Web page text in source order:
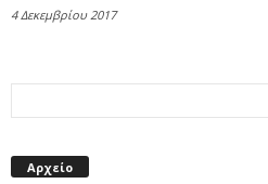
4 Δεκεμβρίου 2017
Αρχείο